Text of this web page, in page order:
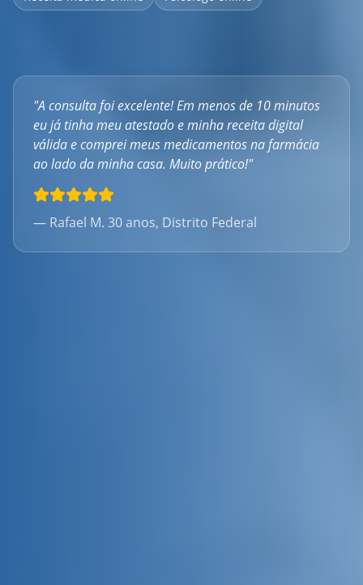
"A consulta foi excelente! Em menos de 10 minutos
eu já tinha meu atestado e minha receita digital
válida e comprei meus medicamentos na farmácia
ao lado da minha casa. Muito prático!"
— Rafael M. 30 anos, Distrito Federal